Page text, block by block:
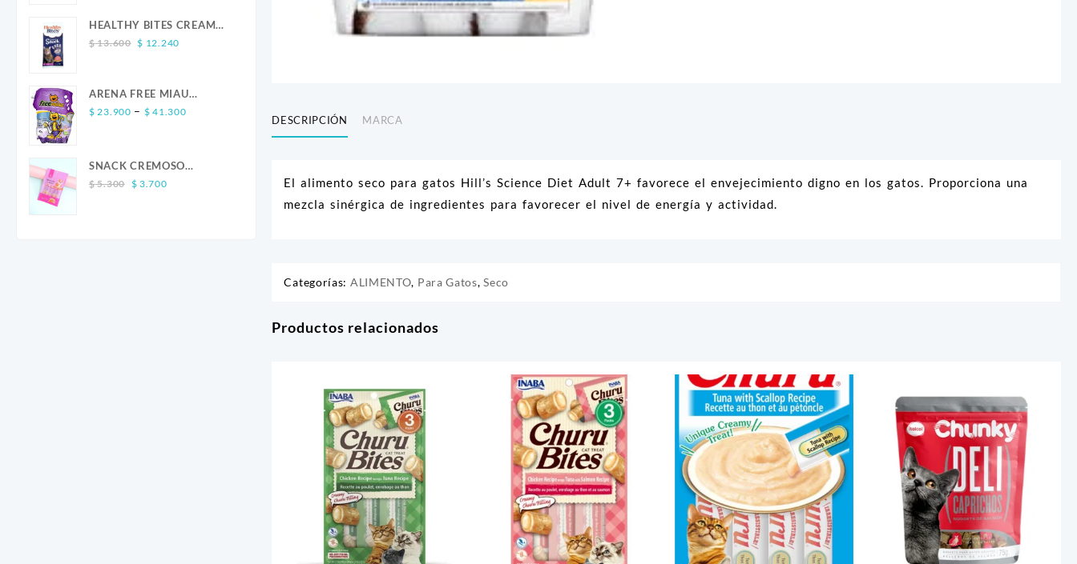
$ 13.600.$ 12.240.
HEALTHY BITES CREAM
GATO SALMON 4 UND
$13.600 Original
$ 13.600.
$ 12.240Current
$ 12.240.
ARENA FREE MIAU
LAVANDA
$ 23.900 – $ 41.300Price
SNACK CREMOSO
CALABAZA POLLO Y
$5.300
Original
$ 3.700Current
DESCRIPCIÓN MARCA
El alimento seco para gatos Hill’s Science Diet Adult 7+ favorece el envejecimiento digno en los gatos. Proporciona una
mezcla sinérgica de ingredientes para favorecer el nivel de energía y actividad.
Categorías: ALIMENTO, Para Gatos,Seco
Productos relacionados